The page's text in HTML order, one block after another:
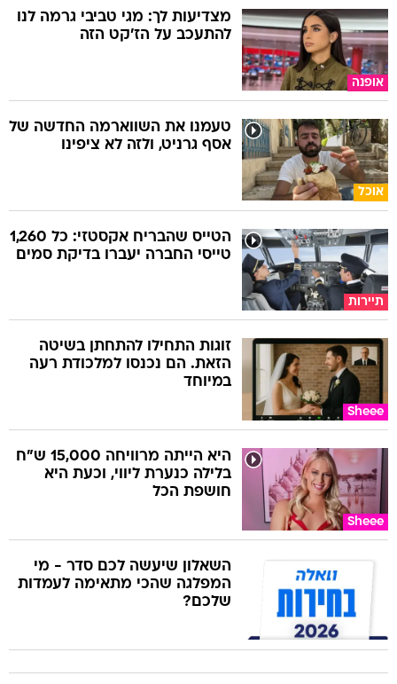
אופנה
מצדיעות לך: מגי טביבי גרמה לנו
להתעכב על הז'קט הזה
אוכל
טעמנו את השווארמה החדשה של
אסף גרניט, ולזה לא ציפינו
תיירות
הטייס שהבריח אקסטזי: כל 1,260
טייסי החברה יעברו בדיקת סמים
Sheee
זוגות התחילו להתחתן בשיטה
הזאת. הם נכנסו למלכודת רעה
במיוחד
Sheee
היא הייתה מרוויחה 15,000 ש"ח
בלילה כנערת ליווי, וכעת היא
חושפת הכל
השאלון שיעשה לכם סדר - מי
המפלגה שהכי מתאימה לעמדות
שלכם?